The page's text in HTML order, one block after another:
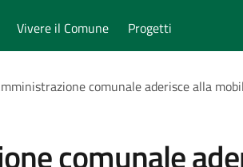
Vivere il Comune Progetti
comunale aderisce alla
comunale